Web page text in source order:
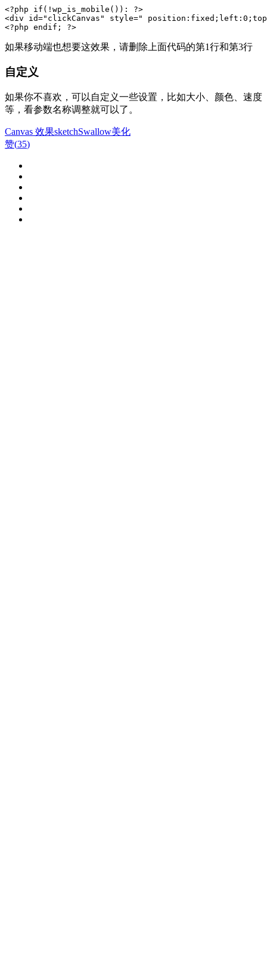
<?php if(!wp_is_mobile()): ?>
<div id="clickCanvas" style="
<?php endif; ?>
如果移动端也想要这效果，请删除上面代码的第1行和第3行
自定义
如果你不喜欢，可以自定义一些设置，比如大小、颜色、速度
等，看参数名称调整就可以了。
Canvas 效果sketchSwallow美化
赞(35)